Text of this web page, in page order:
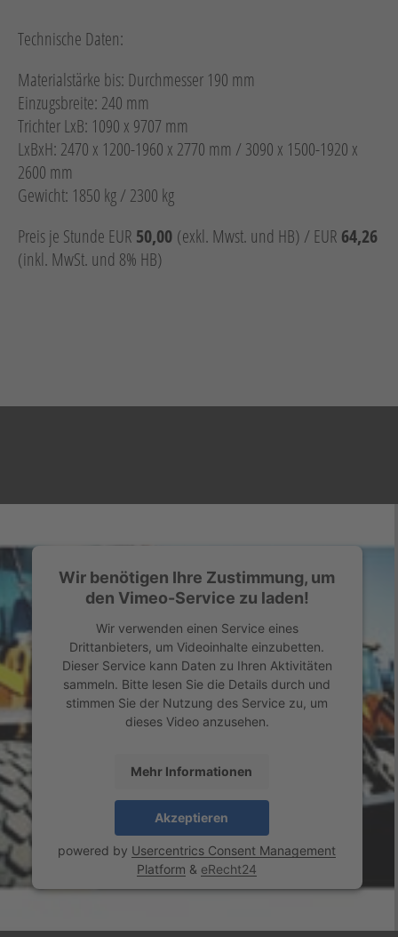
Technische Daten:
Materialstärke bis: Durchmesser 190 mm
Einzugsbreite: 240 mm
Trichter LxB: 1090 x 9707 mm
LxBxH: 2470 x 1200-1960 x 2770 mm / 3090 x 1500-1920 x
2600 mm
Gewicht: 1850 kg / 2300 kg
Preis je Stunde EUR 50,00 (exkl. Mwst. und HB) / EUR 64,26
(inkl. MwSt. und 8% HB)
Wir benötigen Ihre Zustimmung, um
den Vimeo-Service zu laden!
Wir verwenden einen Service eines
Drittanbieters, um Videoinhalte einzubetten.
Dieser Service kann Daten zu Ihren Aktivitäten
sammeln. Bitte lesen Sie die Details durch und
stimmen Sie der Nutzung des Service zu, um
dieses Video anzusehen.
Mehr Informationen
Akzeptieren
powered by Usercentrics Consent Management
Platform & eRecht24